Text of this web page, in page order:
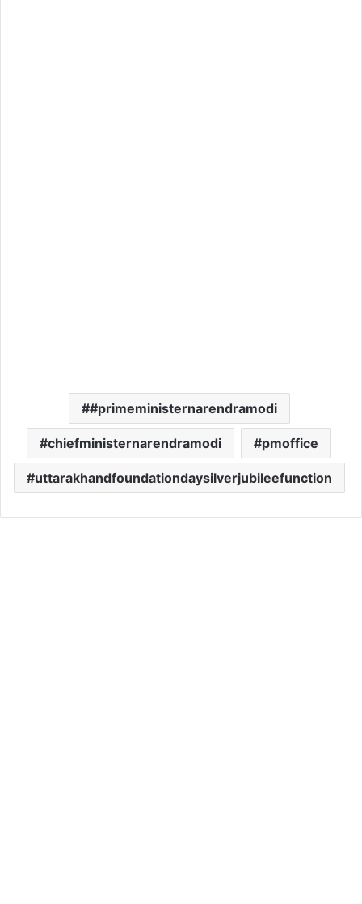
#primeministernarendramodi
chiefministernarendramodi pmoffice
uttarakhandfoundationdaysilverjubileefunction